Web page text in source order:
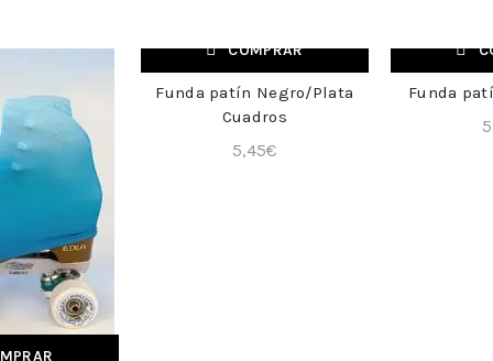
COMPRAR
+
Funda patín Negro/Plata
Cuadros
5,45€
Funda